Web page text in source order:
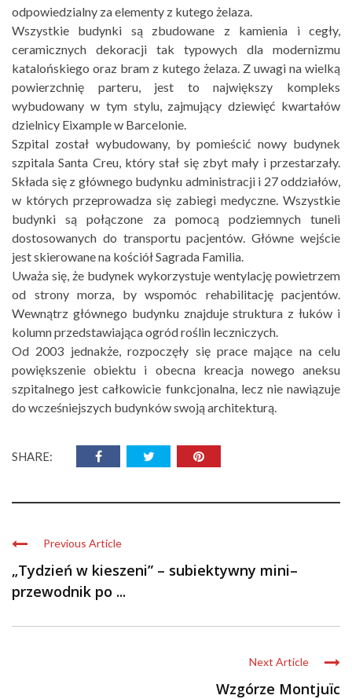
odpowiedzialny za elementy z kutego żelaza.
Wszystkie budynki są zbudowane z kamienia i cegły,
ceramicznych dekoracji tak typowych dla modernizmu
katalońskiego oraz bram z kutego żelaza. Z uwagi na wielką
powierzchnię parteru, jest to największy kompleks
wybudowany w tym stylu, zajmujący dziewięć kwartałów
dzielnicy Eixample w Barcelonie.
Szpital został wybudowany, by pomieścić nowy budynek
szpitala Santa Creu, który stał się zbyt mały i przestarzały.
Składa się z głównego budynku administracji i 27 oddziałów,
w których przeprowadza się zabiegi medyczne. Wszystkie
budynki są połączone za pomocą podziemnych tuneli
dostosowanych do transportu pacjentów. Główne wejście
jest skierowane na kościół Sagrada Familia.
Uważa się, że budynek wykorzystuje wentylację powietrzem
od strony morza, by wspomóc rehabilitację pacjentów.
Wewnątrz głównego budynku znajduje struktura z łuków i
kolumn przedstawiająca ogród roślin leczniczych.
Od 2003 jednakże, rozpoczęły się prace mające na celu
powiększenie obiektu i obecna kreacja nowego aneksu
szpitalnego jest całkowicie funkcjonalna, lecz nie nawiązuje
do wcześniejszych budynków swoją architekturą.
SHARE:
Previous Article
„Tydzień w kieszeni” – subiektywny mini–
przewodnik po ...
Next Article
Wzgórze Montjuïc